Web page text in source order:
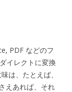
PDF などのフ
イレクトに変換
は、たとえば、
えあれば、それ